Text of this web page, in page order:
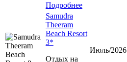
Подробнее
Samudra
Theeram
Beach Resort
3*
Отдых на
Июль/2026